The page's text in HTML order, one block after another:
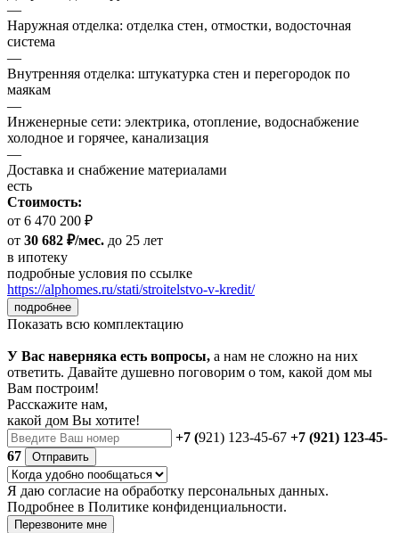
—
Наружная отделка: отделка стен, отмостки, водосточная
система
—
Внутренняя отделка: штукатурка стен и перегородок по
маякам
—
Инженерные сети: электрика, отопление, водоснабжение
холодное и горячее, канализация
—
Доставка и снабжение материалами
есть
Стоимость:
от 6 470 200 ₽
от 30 682 ₽/мес. до 25 лет
в ипотеку
подробные условия по ссылке
https://alphomes.ru/stati/stroitelstvo-v-kredit/
подробнее
Показать всю комплектацию
У Вас наверняка есть вопросы, а нам не сложно на них
ответить. Давайте душевно поговорим о том, какой дом мы
Вам построим!
Расскажите нам,
какой дом Вы хотите!
+7 (921) 123-45-67 +7 (921) 123-45-
67
Отправить
Я даю согласие на обработку персональных данных.
Подробнее в Политике конфиденциальности.
Перезвоните мне